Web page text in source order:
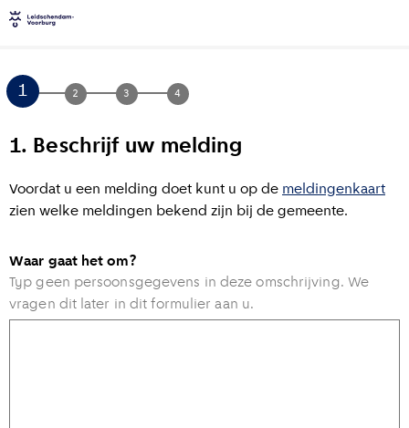
1. Beschrijf uw melding
Voordat u een melding doet kunt u op de meldingenkaart
zien welke meldingen bekend zijn bij de gemeente.
Waar gaat het om?
Typ geen persoonsgegevens in deze omschrijving. We
vragen dit later in dit formulier aan u.